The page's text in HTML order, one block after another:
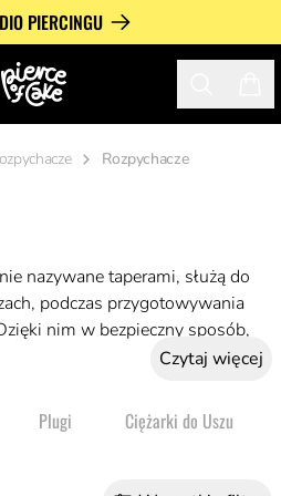
PIERCINGU
Rozpychacze
nazywane taperami, służą do
podczas przygotowywania
nim w bezpieczny sposób,
można przechodzić z
wielu rozmiarach i wykonane są
tak by pasować do
zaczynają się od 1,2 mm i
Czytaj więcej
Plugi Ciężarki do Uszu